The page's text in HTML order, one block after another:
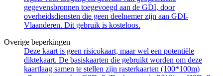
gegevensbronnen toegevoegd aan de GDI, door
overheidsdiensten die geen deelnemer zijn aan GDI-
Vlaanderen. Dit gebruik is kosteloos.
Overige beperkingen
Deze kaart is geen risicokaart, maar wel een potentiële
diktekaart. De basiskaarten die gebruikt worden om deze
kaartlaag samen te stellen zijn rasterkaarten (100*100m)